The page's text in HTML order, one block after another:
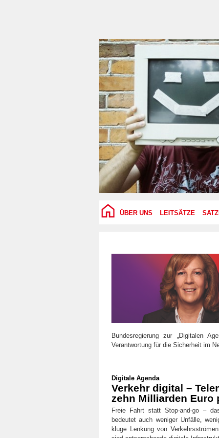
ÜBER UNS LEITSÄTZE
Bundesregierung zur „Digitalen
Verantwortung für die Sicherheit im
Digitale Agenda
Verkehr digital –
zehn Milliarden Euro
Freie Fahrt statt Stop-and-go –
bedeutet auch weniger Unfälle,
kluge Lenkung von